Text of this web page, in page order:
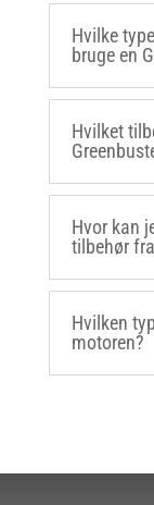
Hvilke
bruge en
Hvilket
Hvor kan
tilbehør
Hvilken
motoren?